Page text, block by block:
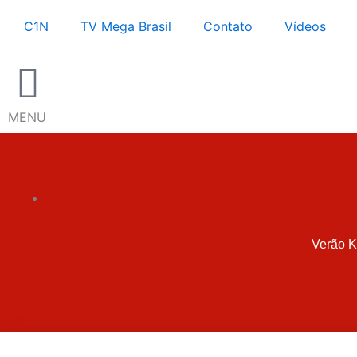
para
conteúdo
C1N TV Mega Brasil Contato Vídeos
MENU
Verão